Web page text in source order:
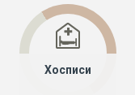
Хосписи